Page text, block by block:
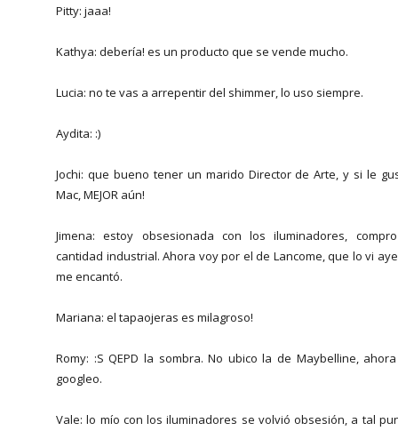
Pitty: jaaa!
Kathya: debería! es un producto que se vende mucho.
Lucia: no te vas a arrepentir del shimmer, lo uso siempre.
Aydita: :)
Jochi: que bueno tener un marido Director de Arte, y si le
Mac, MEJOR aún!
Jimena: estoy obsesionada con los iluminadores,
cantidad industrial. Ahora voy por el de Lancome, que lo vi
me encantó.
Mariana: el tapaojeras es milagroso!
Romy: :S QEPD la sombra. No ubico la de Maybelline,
googleo.
Vale: lo mío con los iluminadores se volvió obsesión, a tal